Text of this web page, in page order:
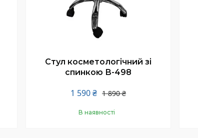
Стул косметологічний зі
спинкою В-498
1 890 ₴
1 590 ₴
В наявності